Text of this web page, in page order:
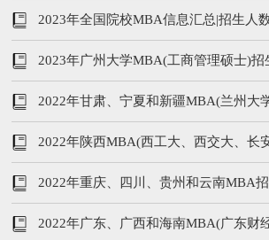
数线，学制汇总
2023年全国院校MBA信息汇总|招生人
学制
2023年广州大学MBA(工商管理硕士)招
2022年甘肃、宁夏和新疆MBA(兰州大
数、学费、分数线
2022年陕西MBA(西工大、西交大、长
费、分数线，学制汇总
2022年重庆、四川、贵州和云南MBA
数线，学制汇总
2022年广东、广西和海南MBA(广东财